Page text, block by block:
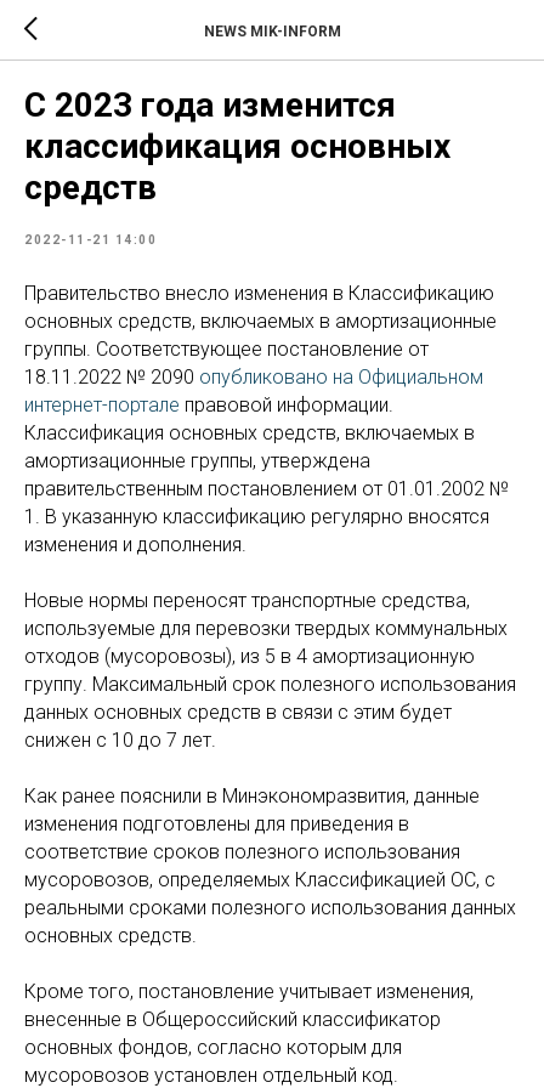
NEWS MIK-INFORM
С 2023 года изменится
классификация основных
средств
2022-11-21 14:00
Правительство внесло изменения в Классификацию
основных средств, включаемых в амортизационные
группы. Соответствующее постановление от
18.11.2022 № 2090 опубликовано на Официальном
интернет-портале правовой информации.
Классификация основных средств, включаемых в
амортизационные группы, утверждена
правительственным постановлением от 01.01.2002 №
1. В указанную классификацию регулярно вносятся
изменения и дополнения.
Новые нормы переносят транспортные средства,
используемые для перевозки твердых коммунальных
отходов (мусоровозы), из 5 в 4 амортизационную
группу. Максимальный срок полезного использования
данных основных средств в связи с этим будет
снижен с 10 до 7 лет.
Как ранее пояснили в Минэкономразвития, данные
изменения подготовлены для приведения в
соответствие ‎сроков полезного использования
мусоровозов, определяемых Классификацией ОС, с
реальными сроками полезного использования данных
основных средств.
Кроме того, постановление учитывает изменения,
внесенные ‎в Общероссийский классификатор
основных фондов, согласно которым для
мусоровозов установлен отдельный код.